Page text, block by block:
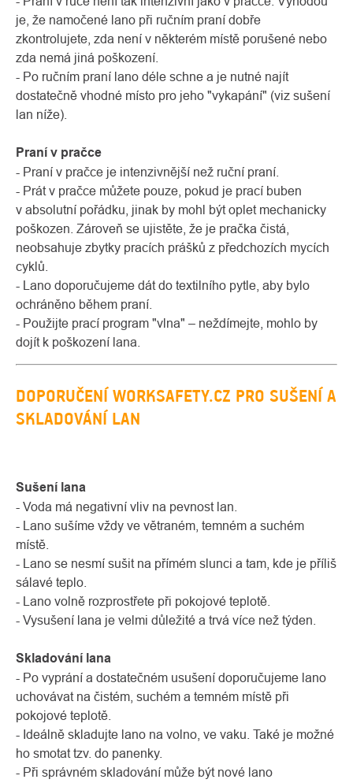
je, že namočené lano při ručním praní dobře
zkontrolujete, zda není v některém místě porušené nebo
zda nemá jiná poškození.
- Po ručním praní lano déle schne a je nutné najít
dostatečně vhodné místo pro jeho "vykapání" (viz sušení
lan níže).
Praní v pračce
- Praní v pračce je intenzivnější než ruční praní.
- Prát v pračce můžete pouze, pokud je prací buben
v absolutní pořádku, jinak by mohl být oplet mechanicky
poškozen. Zároveň se ujistěte, že je pračka čistá,
neobsahuje zbytky pracích prášků z předchozích mycích
cyklů.
- Lano doporučujeme dát do textilního pytle, aby bylo
ochráněno během praní.
- Použijte prací program "vlna" – neždímejte, mohlo by
dojít k poškození lana.
DOPORUČENÍ WORKSAFETY.CZ PRO SUŠENÍ A
SKLADOVÁNÍ LAN
Sušení lana
- Voda má negativní vliv na pevnost lan.
- Lano sušíme vždy ve větraném, temném a suchém
místě.
- Lano se nesmí sušit na přímém slunci a tam, kde je příliš
sálavé teplo.
- Lano volně rozprostřete při pokojové teplotě.
- Vysušení lana je velmi důležité a trvá více než týden.
Skladování lana
- Po vyprání a dostatečném usušení doporučujeme lano
uchovávat na čistém, suchém a temném místě při
pokojové teplotě.
- Ideálně skladujte lano na volno, ve vaku. Také je možné
ho smotat tzv. do panenky.
- Při správném skladování může být nové lano